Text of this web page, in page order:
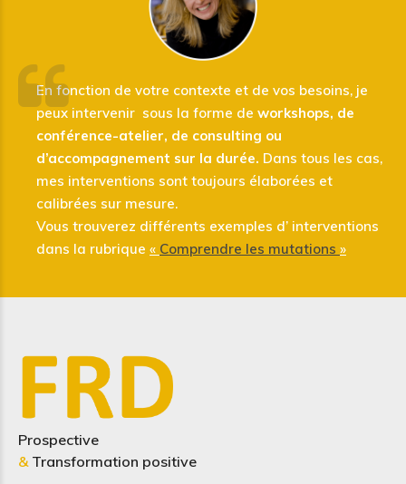
En fonction de votre contexte et de vos besoins, je
peux intervenir sous la forme de workshops, de
conférence-atelier, de consulting ou
d’accompagnement sur la durée. Dans tous les cas,
mes interventions sont toujours élaborées et
calibrées sur mesure.
Vous trouverez différents exemples d’ interventions
dans la rubrique « Comprendre les mutations »
Prospective
&Transformation positive